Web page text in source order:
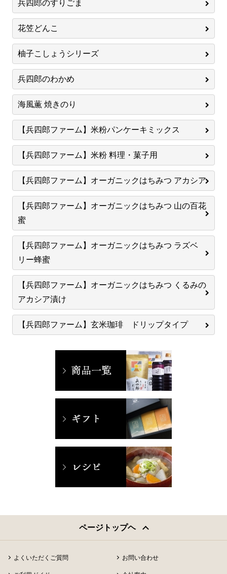
兵四郎のすりごま
花笠どんこ
柚子こしょうシリーズ
兵四郎のわかめ
海風薫 焼きのり
【兵四郎ファーム】米粉パンケーキミックス
【兵四郎ファーム】米粉 料理・菓子用
【兵四郎ファーム】オーガニックはちみつ アカシア
【兵四郎ファーム】オーガニックはちみつ 山の百花
蜜
【兵四郎ファーム】オーガニックはちみつ ラズベ
リー蜂蜜
【兵四郎ファーム】オーガニックはちみつ くるみの
アカシア漬け
【兵四郎ファーム】玄米珈琲 ドリップタイプ
ページトップヘ
よくいただくご質問 お問い合わせ